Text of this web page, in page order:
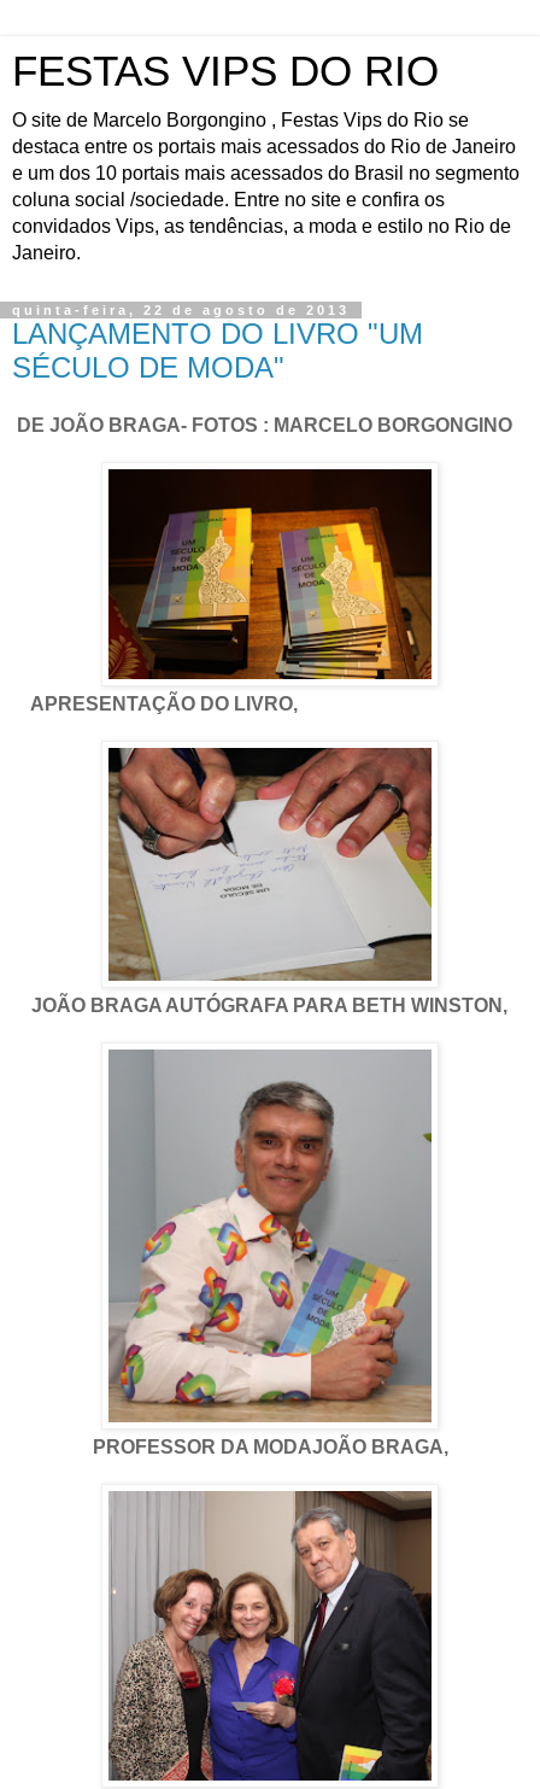
FESTAS VIPS DO RIO
O site de Marcelo Borgongino , Festas Vips do Rio se
destaca entre os portais mais acessados do Rio de Janeiro
e um dos 10 portais mais acessados do Brasil no segmento
coluna social /sociedade. Entre no site e confira os
convidados Vips, as tendências, a moda e estilo no Rio de
Janeiro.
quinta-feira, 22 de agosto de 2013
LANÇAMENTO DO LIVRO "UM
SÉCULO DE MODA"
DE JOÃO BRAGA- FOTOS : MARCELO BORGONGINO
APRESENTAÇÃO DO LIVRO,
JOÃO BRAGA AUTÓGRAFA PARA BETH WINSTON,
PROFESSOR DA MODAJOÃO BRAGA,